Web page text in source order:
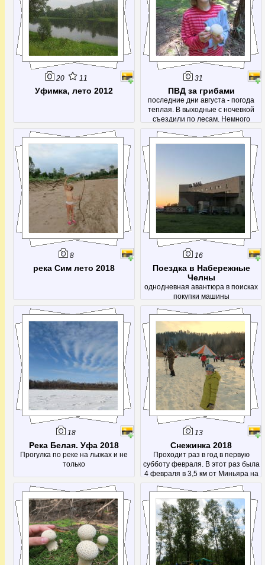
20 11
Уфимка, лето 2012
31
ПВД за грибами
последние дни августа - погода
теплая. В выходные с ночевкой
съездили по лесам. Немного
набрали рыжиков, груздей и других
вкусностей. А еще посетили родник
8
река Сим лето 2018
16
Поездка в Набережные
Челны
однодневная авантюра в поисках
покупки машины
18
Река Белая. Уфа 2018
Прогулка по реке на лыжах и не
только
13
Снежинка 2018
Проходит раз в год в первую
субботу февраля. В этот раз была
4 февраля в 3,5 км от Миньяра на
1753 км.